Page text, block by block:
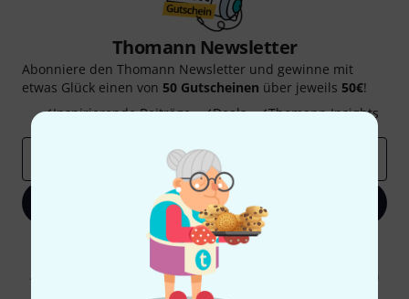
Thomann Newsletter
Abonniere den Thomann Newsletter und gewinne mit
etwas Glück einen von 50 Gutscheinen über jeweils 50€!
Inspirierende Beiträge
Deals Thomann Insights
Jetzt anmelden
Mit Klick auf „Jetzt anmelden“ stimmen Sie dem Erhalt von E-Mail-
Werbung und einer Messung des E-Mail-Nutzungsverhaltens zu. Die
Abmeldung ist jederzeit möglich. Weitere Informationen finden Sie in
unseren Datenschutzhinweisen